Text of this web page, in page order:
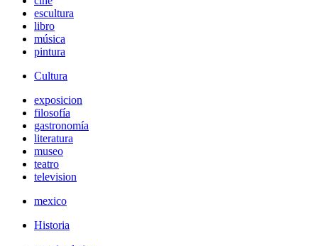
escultura
libro
música
pintura
Cultura
exposicion
filosofía
gastronomía
literatura
museo
teatro
television
mexico
Historia